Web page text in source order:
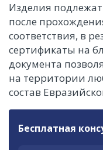
Изделия
после
соответствия, в
сертификаты на
документа
на территории
состав
Бесплатная